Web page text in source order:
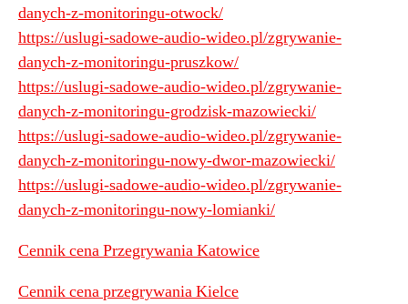
danych-z-monitoringu-otwock/
https://uslugi-sadowe-audio-wideo.pl/zgrywanie-
danych-z-monitoringu-pruszkow/
https://uslugi-sadowe-audio-wideo.pl/zgrywanie-
danych-z-monitoringu-grodzisk-mazowiecki/
https://uslugi-sadowe-audio-wideo.pl/zgrywanie-
danych-z-monitoringu-nowy-dwor-mazowiecki/
https://uslugi-sadowe-audio-wideo.pl/zgrywanie-
danych-z-monitoringu-nowy-lomianki/
Cennik cena Przegrywania Katowice
Cennik cena przegrywania Kielce